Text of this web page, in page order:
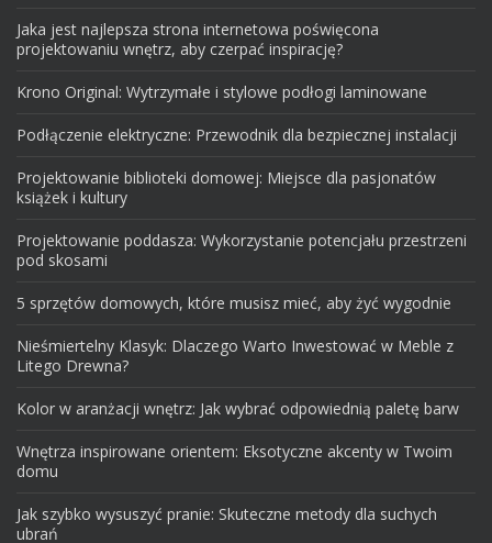
Jaka jest najlepsza strona internetowa poświęcona
projektowaniu wnętrz, aby czerpać inspirację?
Krono Original: Wytrzymałe i stylowe podłogi laminowane
Podłączenie elektryczne: Przewodnik dla bezpiecznej instalacji
Projektowanie biblioteki domowej: Miejsce dla pasjonatów
książek i kultury
Projektowanie poddasza: Wykorzystanie potencjału przestrzeni
pod skosami
5 sprzętów domowych, które musisz mieć, aby żyć wygodnie
Nieśmiertelny Klasyk: Dlaczego Warto Inwestować w Meble z
Litego Drewna?
Kolor w aranżacji wnętrz: Jak wybrać odpowiednią paletę barw
Wnętrza inspirowane orientem: Eksotyczne akcenty w Twoim
domu
Jak szybko wysuszyć pranie: Skuteczne metody dla suchych
ubrań